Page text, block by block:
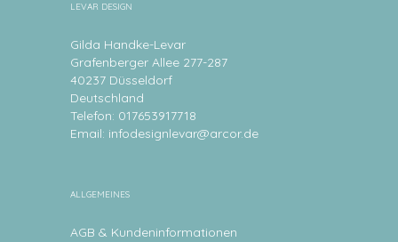
LEVAR DESIGN
Gilda Handke-Levar
Grafenberger Allee 277-287
40237 Düsseldorf
Deutschland
Telefon: 017653917718
Email: infodesignlevar@arcor.de
ALLGEMEINES
AGB & Kundeninformationen